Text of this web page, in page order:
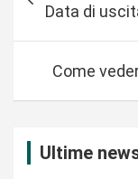
Data di
Come
Ultime